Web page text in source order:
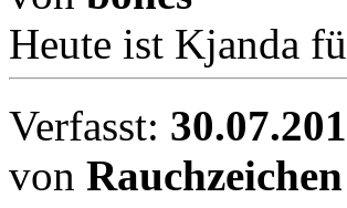
Heute ist Kjanda
Verfasst:
von Rauchzeichen